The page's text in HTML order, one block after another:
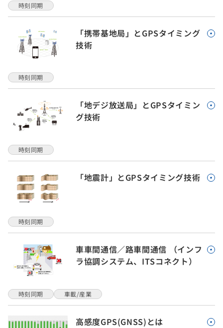
時刻同期
「携帯基地局」とGPSタイミング
技術
時刻同期
「地デジ放送局」とGPSタイミン
グ技術
時刻同期
「地震計」とGPSタイミング技術
時刻同期
車車間通信／路車間通信 （インフ
ラ協調システム、ITSコネクト）
時刻同期 車載/産業
高感度GPS(GNSS)とは